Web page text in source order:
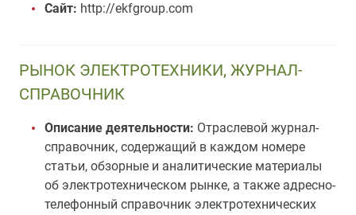
Сайт: http://ekfgroup.com
РЫНОК ЭЛЕКТРОТЕХНИКИ, ЖУРНАЛ-
СПРАВОЧНИК
Описание деятельности: Отраслевой журнал-
справочник, содержащий в каждом номере
статьи, обзорные и аналитические материалы
об электротехническом рынке, а также адресно-
телефонный справочник электротехнических